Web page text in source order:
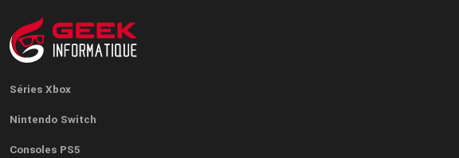
Séries Xbox
Nintendo Switch
Consoles PS5